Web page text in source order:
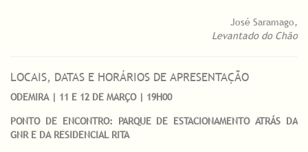
José Saramago,
Levantado do Chão
LOCAIS, DATAS E HORÁRIOS DE APRESENTAÇÃO
ODEMIRA | 11 E 12 DE MARÇO | 19H00
PONTO DE ENCONTRO: PARQUE DE ESTACIONAMENTO ATRÁS DA
GNR E DA RESIDENCIAL RITA